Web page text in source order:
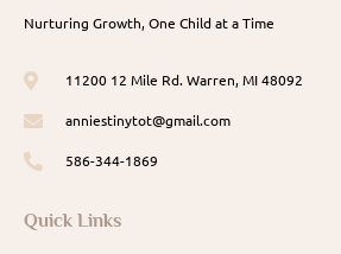
Nurturing Growth, One Child at a Time
11200 12 Mile Rd. Warren, MI 48092
anniestinytot@gmail.com
586-344-1869
Quick Links